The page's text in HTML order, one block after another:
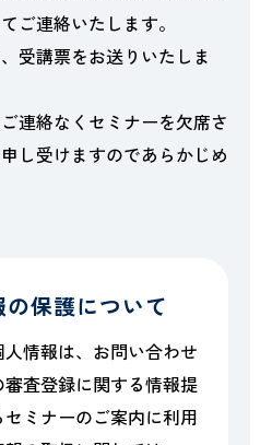
ご連絡いたします。
受講票をお送りいたしま
連絡なくセミナーを欠席さ
し受けますのであらかじめ
保護について
情報は、お問い合わせ
査登録に関する情報提
ミナーのご案内に利用